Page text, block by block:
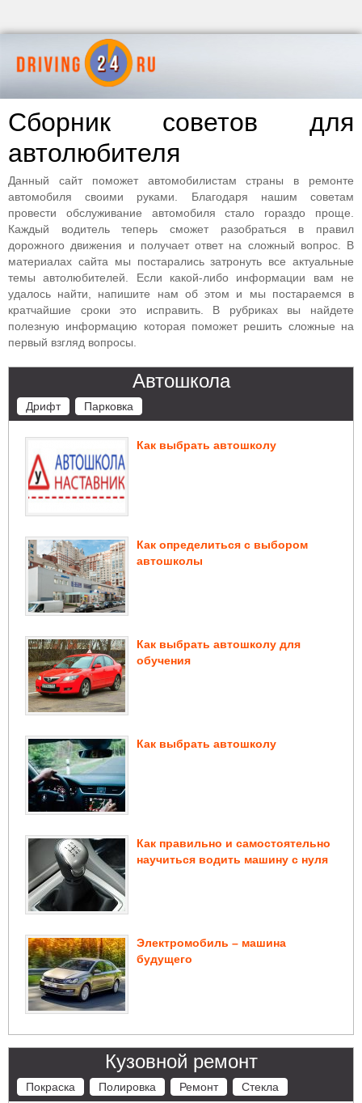
Сборник советов для
автолюбителя
Данный сайт поможет автомобилистам страны в ремонте
автомобиля своими руками. Благодаря нашим советам
провести обслуживание автомобиля стало гораздо проще.
Каждый водитель теперь сможет разобраться в правил
дорожного движения и получает ответ на сложный вопрос. В
материалах сайта мы постарались затронуть все актуальные
темы автолюбителей. Если какой-либо информации вам не
удалось найти, напишите нам об этом и мы постараемся в
кратчайшие сроки это исправить. В рубриках вы найдете
полезную информацию которая поможет решить сложные на
первый взгляд вопросы.
Автошкола
Дрифт Парковка
Как выбрать автошколу
Как определиться с выбором
автошколы
Как выбрать автошколу для
обучения
Как выбрать автошколу
Как правильно и самостоятельно
научиться водить машину с нуля
Электромобиль – машина
будущего
Кузовной ремонт
Покраска Полировка Ремонт Стекла